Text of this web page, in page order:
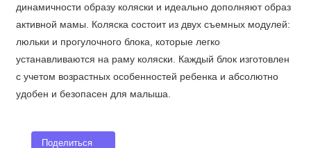
динамичности образу коляски и идеально дополняют образ
активной мамы. Коляска состоит из двух съемных модулей:
люльки и прогулочного блока, которые легко
устанавливаются на раму коляски. Каждый блок изготовлен
с учетом возрастных особенностей ребенка и абсолютно
удобен и безопасен для малыша.
Поделиться